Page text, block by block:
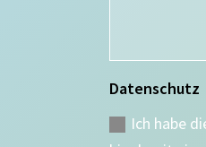
Datenschutz
Ich habe